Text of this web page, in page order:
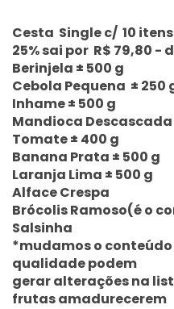
Cesta Single c/ 10
25% sai por R$ 79,80 -
Berinjela ± 500 g
Cebola Pequena ± 250
Inhame ± 500 g
Mandioca Descascada
Tomate ± 400 g
Banana Prata ± 500 g
Laranja Lima ± 500 g
Alface Crespa
Brócolis Ramoso(é o
Salsinha
*mudamos o
qualidade podem
gerar alterações na
frutas amadurecerem